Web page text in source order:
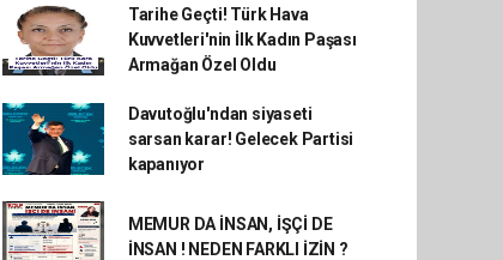
Tarihe Geçti! Türk Hava
Kuvvetleri'nin İlk Kadın Paşası
Armağan Özel Oldu
Davutoğlu'ndan siyaseti
sarsan karar! Gelecek Partisi
kapanıyor
MEMUR DA İNSAN, İŞÇİ DE
İNSAN ! NEDEN FARKLI İZİN ?